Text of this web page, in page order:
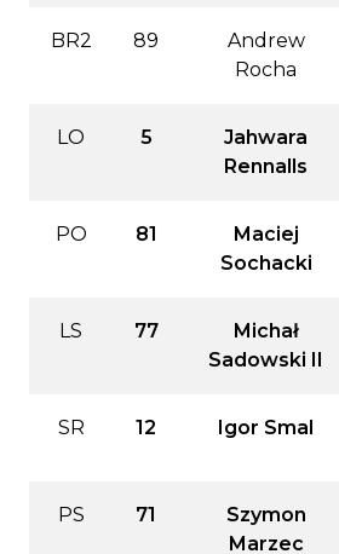
BR2 89
Andrew
Rocha
LO 5
Jahwara
Rennalls
PO 81
Maciej
Sochacki
LS 77
Michał
Sadowski II
SR 12 Igor Smal
PS 71
Szymon
Marzec